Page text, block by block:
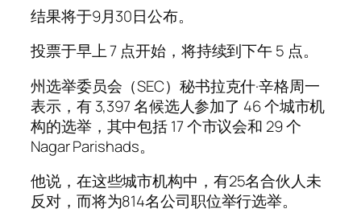
结果将于9月30日公布。
投票于早上 7 点开始，将持续到下午 5 点。
州选举委员会（SEC）秘书拉克什·辛格周一
表示，有 3,397 名候选人参加了 46 个城市机
构的选举，其中包括 17 个市议会和 29 个
Nagar Parishads。
他说，在这些城市机构中，有25名合伙人未
反对，而将为814名公司职位举行选举。